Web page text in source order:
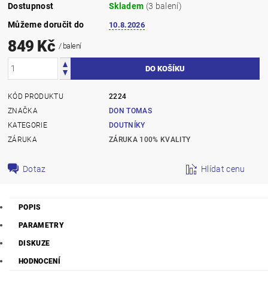
Dostupnost Skladem (3 balení)
Můžeme doručit do
10.8.2026
849 Kč / balení
KÓD PRODUKTU
2224
ZNAČKA
DON TOMAS
KATEGORIE
DOUTNÍKY
ZÁRUKA
ZÁRUKA 100% KVALITY
Dotaz Hlídat cenu
POPIS
PARAMETRY
DISKUZE
HODNOCENÍ